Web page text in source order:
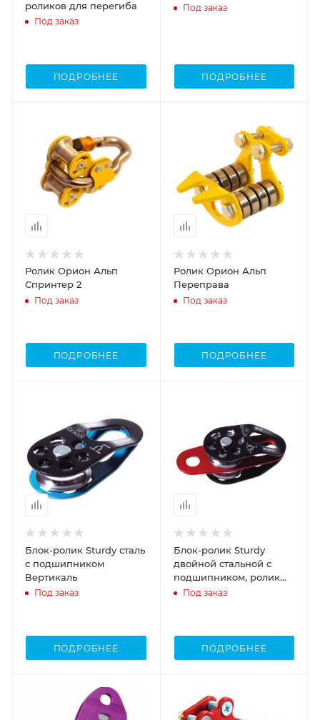
роликов для перегиба
Под заказ
ПОДРОБНЕЕ
Под заказ
ПОДРОБНЕЕ
Ролик Орион Альп
Спринтер 2
Под заказ
ПОДРОБНЕЕ
Ролик Орион Альп
Переправа
Под заказ
ПОДРОБНЕЕ
Блок-ролик Sturdy сталь
с подшипником
Вертикаль
Под заказ
ПОДРОБНЕЕ
Блок-ролик Sturdy
двойной стальной с
подшипником, ролик
нерж
Под заказ
ПОДРОБНЕЕ